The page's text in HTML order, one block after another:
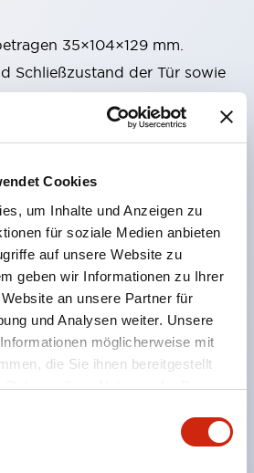
Cookies
um Inhalte und Anzeigen zu
für soziale Medien anbieten
auf unsere Website zu
geben wir Informationen zu Ihrer
an unsere Partner für
und Analysen weiter. Unsere
möglicherweise mit
die Sie ihnen bereitgestellt
Rahmen Ihrer Nutzung der Dienste
35×104×129 mm.
Schließzustand der Tür sowie
Anforderungen gerecht zu
der Solenoid-Einheit
um ca. 32 % reduziert,
ermöglicht. (Im
HS1E, laut unserer
ausgestattet mit
und
Entriegelungsschlüssel kann